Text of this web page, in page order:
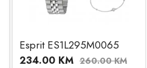
Esprit ES1L295M0065
234.00 KM 260.00KM